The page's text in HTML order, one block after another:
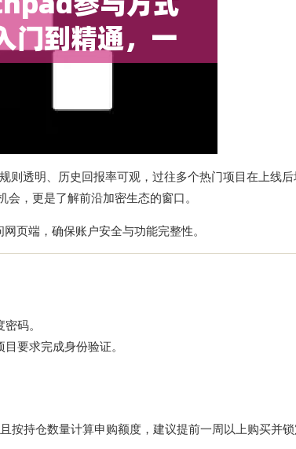
则透明、历史回报率可观，过往多个热门项目在上线
，更是了解前沿加密生态的窗口。
页端，确保账户安全与功能完整性。
码。
要求完成身份验证。
按持仓数量计算申购额度，建议提前一周以上购买并